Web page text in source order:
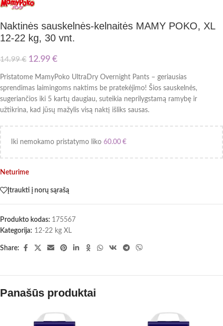
Naktinės sauskelnės-kelnaitės MAMY POKO, XL
12-22 kg, 30 vnt.
14.99€ 12.99 €
Pristatome MamyPoko UltraDry Overnight Pants – geriausias
sprendimas laimingoms naktims be pratekėjimo! Šios sauskelnės,
sugeriančios iki 5 kartų daugiau, suteikia neprilygstamą ramybę ir
užtikrina, kad jūsų mažylis visą naktį išliks sausas.
Iki nemokamo pristatymo liko 60.00 €
Neturime
Įtraukti į norų sąrašą
Produkto kodas: 175567
Kategorija: 12-22 kg XL
Share:
Panašūs produktai